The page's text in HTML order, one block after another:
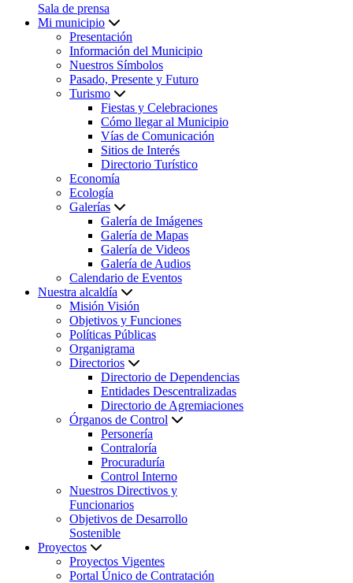
Sala de prensa
Mi municipio
Presentación
Información del Municipio
Nuestros Símbolos
Pasado, Presente y Futuro
Turismo
Fiestas y Celebraciones
Cómo llegar al Municipio
Vías de Comunicación
Sitios de Interés
Directorio Turístico
Economía
Ecología
Galerías
Galería de Imágenes
Galería de Mapas
Galería de Videos
Galería de Audios
Calendario de Eventos
Nuestra alcaldía
Misión Visión
Objetivos y Funciones
Políticas Públicas
Organigrama
Directorios
Directorio de Dependencias
Entidades Descentralizadas
Directorio de Agremiaciones
Órganos de Control
Personería
Contraloría
Procuraduría
Control Interno
Nuestros Directivos y
Funcionarios
Objetivos de Desarrollo
Sostenible
Proyectos
Proyectos Vigentes
Portal Único de Contratación